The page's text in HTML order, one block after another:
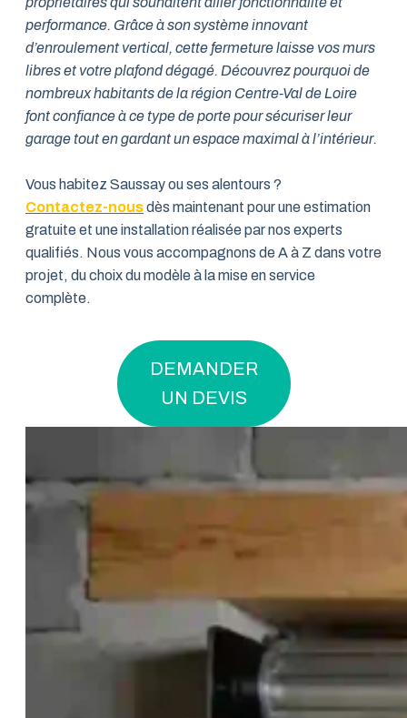
performance. Grâce à son système innovant
d’enroulement vertical, cette fermeture laisse vos murs
libres et votre plafond dégagé. Découvrez pourquoi de
nombreux habitants de la région Centre-Val de Loire
font confiance à ce type de porte pour sécuriser leur
garage tout en gardant un espace maximal à l’intérieur.
Vous habitez Saussay ou ses alentours ?
Contactez-nousdès maintenant pour une estimation
gratuite et une installation réalisée par nos experts
qualifiés. Nous vous accompagnons de A à Z dans votre
projet, du choix du modèle à la mise en service
complète.
DEMANDER
UN DEVIS